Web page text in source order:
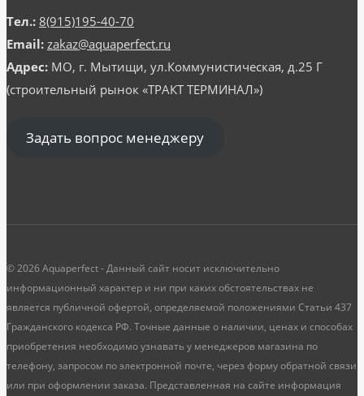
Тел.: 8(915)195-40-70
Email: zakaz@aquaperfect.ru
Адрес: МО, г. Мытищи, ул.Коммунистическая, д.25 Г
(строительный рынок «ТРАКТ ТЕРМИНАЛ»)
Задать вопрос менеджеру
© 2026 Aquaperfect - Данный сайт носит исключительно
информационный характер и ни при каких обстоятельствах не
является публичной офертой, определяемой положениями Статьи 437
Гражданского кодекса РФ. Точные данные о наличии, ценах и способах
приобретения необходимо узнавать у менеджеров магазина по
телефону, запросом по электронной почте, через форму обратной связи
или при оформлении заказа. Представленная на сайте информация